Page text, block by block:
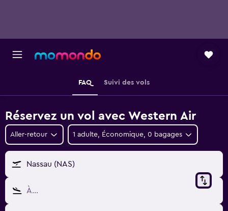
FAQ Suivi des vols
Réservez un vol avec Western Air
Aller-retour 1 adulte, Économique, 0 bagages
Nassau (NAS)
À…